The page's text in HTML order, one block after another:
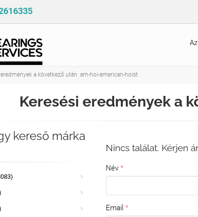
eredmények a következő után: am-hoi-american-hoist
Keresési eredmények a
Nincs találat. Kérjen
Név
Email
kereső márka